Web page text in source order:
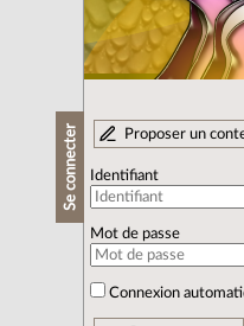
Se connecter Proposer un
Identifiant
Mot de passe
Connexion